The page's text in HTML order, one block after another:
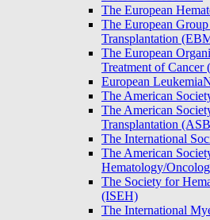
The European
The European
Transplantation
The European
Treatment of Cancer
European
The American
The American
Transplantation
The International
The American
Hematology/
The Society for
(ISEH)
The International